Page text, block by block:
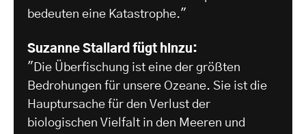
bedeuten eine Katastrophe."
Suzanne Stallard fügt hinzu:
"Die Überfischung ist eine der größten
Bedrohungen für unsere Ozeane. Sie ist die
Hauptursache für den Verlust der
biologischen Vielfalt in den Meeren und